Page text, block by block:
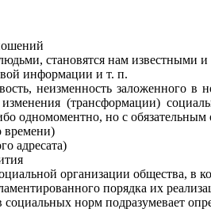
становятся нам
информации и т. п.
неизменность
(трансформации)
одномоментно, но с
времени)
адресата)
организации общества, в
порядка их
норм подразумевает